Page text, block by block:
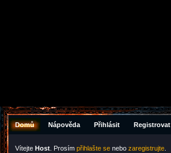
Domů Nápověda Přihlásit Registrovat
Vítejte Host . Prosím přihlašte se nebo zaregistrujte